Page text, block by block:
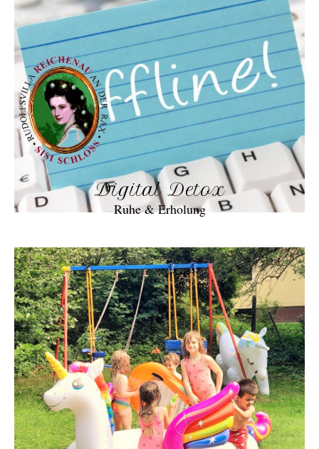
Digital Detox
Ruhe & Erholung